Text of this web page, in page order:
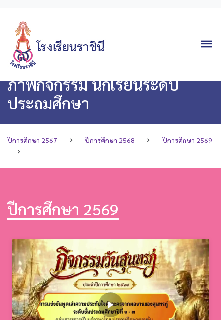
ภาพกิจกรรม นักเรียนระดับ
ประถมศึกษา
ปีการศึกษา 2567 ปีการศึกษา 2568 ปีการศึกษา 2569
ปีการศึกษา 2569